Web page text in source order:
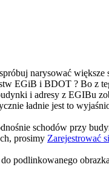
narysować większe
EGiB i BDOT ? Bo z
i adresy z EGIBu
ładnie jest to
schodów przy
prosimy Zarejestrować
podlinkowanego